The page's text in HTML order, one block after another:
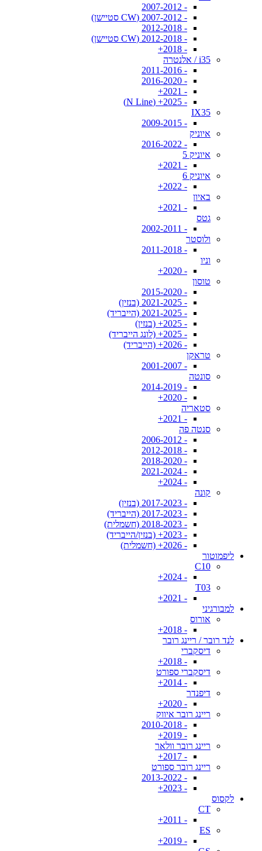
- 2007-2012
- 2007-2012 (CW סטיישן)
- 2012-2018
- 2012-2018 (CW סטיישן)
- 2018+
i35 / אלנטרה
- 2011-2016
- 2016-2020
- 2021+
- 2025+ (N Line)
IX35
- 2009-2015
איוניק
- 2016-2022
איוניק 5
- 2021+
איוניק 6
- 2022+
באיון
- 2021+
גטס
- 2002-2011
ולוסטר
- 2011-2018
וניו
- 2020+
טוסון
- 2015-2020
- 2021-2025 (בנזין)
- 2021-2025 (הייבריד)
- 2025+ (בנזין)
- 2025+ (לונג הייבריד)
- 2026+ (הייבריד)
טראקן
- 2001-2007
סונטה
- 2014-2019
- 2020+
סטאריה
- 2021+
סנטה פה
- 2006-2012
- 2012-2018
- 2018-2020
- 2021-2024
- 2024+
קונה
- 2017-2023 (בנזין)
- 2017-2023 (הייבריד)
- 2018-2023 (חשמלית)
- 2023+ (בנזין/הייבריד)
- 2026+ (חשמלית)
ליפמוטור
C10
- 2024+
T03
- 2021+
למבורגיני
אורוס
- 2018+
לנד רובר / ריינג רובר
דיסקברי
- 2018+
דיסקברי ספורט
- 2014+
דיפנדר
- 2020+
ריינג רובר איווק
- 2010-2018
- 2019+
ריינג רובר וולאר
- 2017+
ריינג רובר ספורט
- 2013-2022
- 2023+
לקסוס
CT
- 2011+
ES
- 2019+